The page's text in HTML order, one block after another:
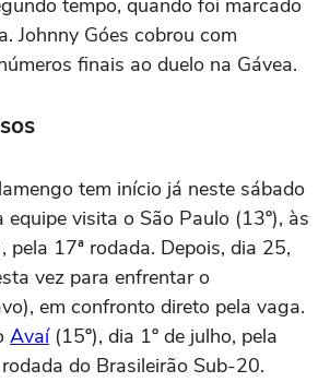
tempo, quando foi marcado
Johnny Góes cobrou com
finais ao duelo na Gávea.
tem início já neste sábado
visita o São Paulo (13º), às
pela 17ª rodada. Depois, dia 25,
vez para enfrentar o
em confronto direto pela vaga.
Avaí(15º), dia 1º de julho, pela
do Brasileirão Sub-20.